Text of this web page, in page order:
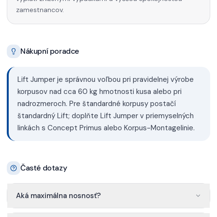
zamestnancov.
Nákupní poradce
Lift Jumper je správnou voľbou pri pravidelnej výrobe
korpusov nad cca 60 kg hmotnosti kusa alebo pri
nadrozmeroch. Pre štandardné korpusy postačí
štandardný Lift; doplňte Lift Jumper v priemyselných
linkách s Concept Primus alebo Korpus-Montagelinie.
Časté dotazy
Aká maximálna nosnosť?